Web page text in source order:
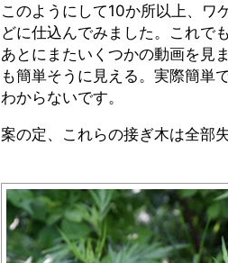
このようにして10か所以上、ワ
どに仕込んでみました。これで
あとにまたいくつかの動画を見
も簡単そうに見える。実際簡単
わからないです。
案の定、これらの接ぎ木は全部